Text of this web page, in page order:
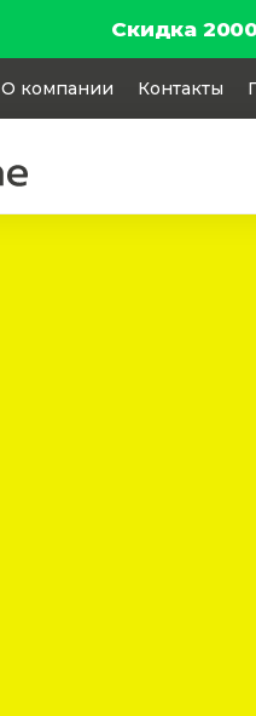
Скидка
О компании Контакты